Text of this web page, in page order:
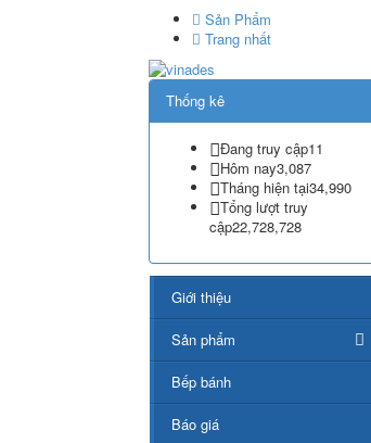
Sản Phẩm
Trang nhất
Thống kê
Đang truy cập11
Hôm nay3,087
Tháng hiện tại34,990
Tổng lượt truy
cập22,728,728
Giới thiệu
Sản phẩm
Bếp bánh
Báo giá